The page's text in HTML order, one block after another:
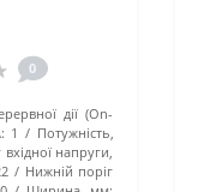
0
дії (On-
1
Потужність,
напруги,
Нижній поріг